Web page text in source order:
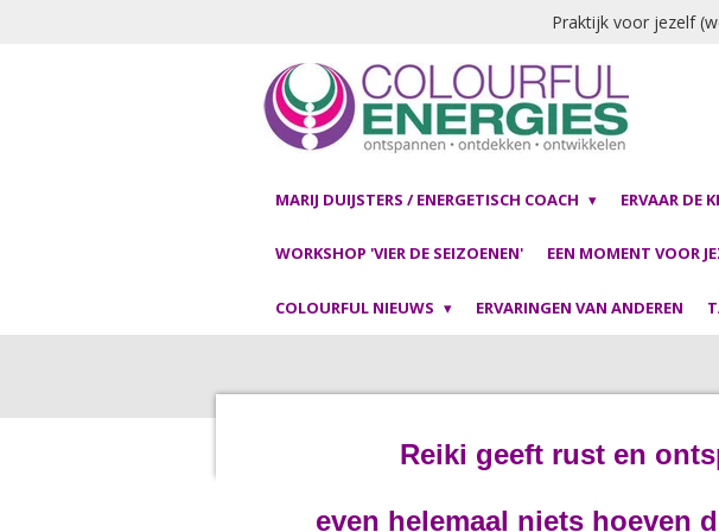
Praktijk voor jezelf
MARIJ DUIJSTERS / ENERGETISCH COACH ERVAAR DE
WORKSHOP 'VIER DE SEIZOENEN' EEN MOMENT VOOR
COLOURFUL NIEUWS ERVARINGEN VAN ANDEREN
Reiki geeft rust en
even helemaal niets hoeven